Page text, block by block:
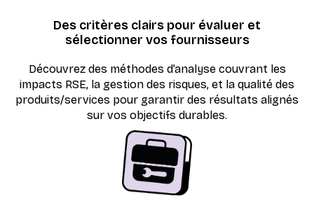
Des critères clairs pour évaluer et
sélectionner vos fournisseurs
Découvrez des méthodes d’analyse couvrant les
impacts RSE, la gestion des risques, et la qualité des
produits/services pour garantir des résultats alignés
sur vos objectifs durables.